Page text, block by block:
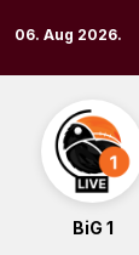
to
content
06. Aug 2026.
BiG 1